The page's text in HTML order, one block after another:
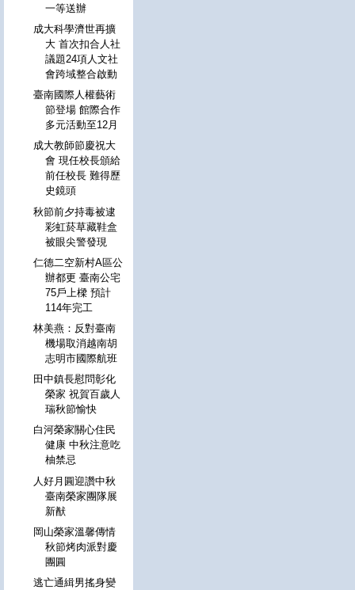
一等送辦
成大科學濟世再擴
大 首次扣合人社
議題24項人文社
會跨域整合啟動
臺南國際人權藝術
節登場 館際合作
多元活動至12月
成大教師節慶祝大
會 現任校長頒給
前任校長 難得歷
史鏡頭
秋節前夕持毒被逮
彩虹菸草藏鞋盒
被眼尖警發現
仁德二空新村A區公
辦都更 臺南公宅
75戶上樑 預計
114年完工
林美燕：反對臺南
機場取消越南胡
志明市國際航班
田中鎮長慰問彰化
榮家 祝賀百歲人
瑞秋節愉快
白河榮家關心住民
健康 中秋注意吃
柚禁忌
人好月圓迎讚中秋
臺南榮家團隊展
新猷
岡山榮家溫馨傳情
秋節烤肉派對慶
團圓
逃亡通緝男搖身變